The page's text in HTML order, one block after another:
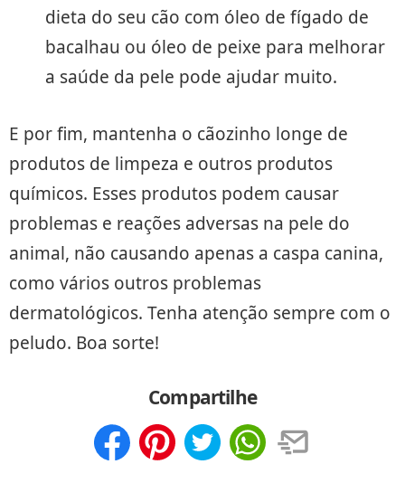
dieta do seu cão com óleo de fígado de
bacalhau ou óleo de peixe para melhorar
a saúde da pele pode ajudar muito.
E por fim, mantenha o cãozinho longe de
produtos de limpeza e outros produtos
químicos. Esses produtos podem causar
problemas e reações adversas na pele do
animal, não causando apenas a caspa canina,
como vários outros problemas
dermatológicos. Tenha atenção sempre com o
peludo. Boa sorte!
Compartilhe